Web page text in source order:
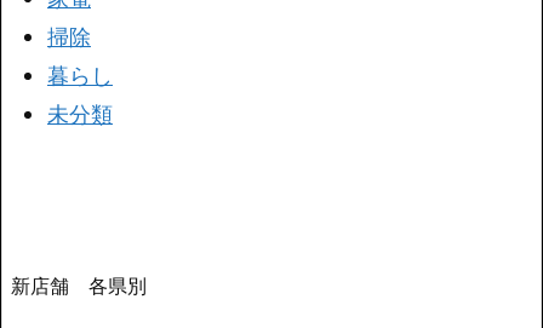
掃除
暮らし
未分類
新店舗 各県別